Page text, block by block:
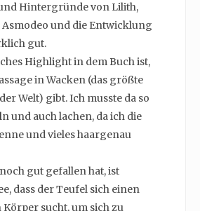
Hintergründe von Lilith,
Asmodeo und die Entwicklung
gut.
Highlight in dem Buch ist,
in Wacken (das größte
Welt) gibt. Ich musste da so
und auch lachen, da ich die
und vieles haargenau
gut gefallen hat, ist
dass der Teufel sich einen
sucht, um sich zu